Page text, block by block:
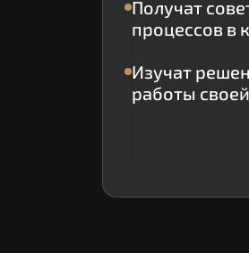
Получат
процессов в
Изучат
работы